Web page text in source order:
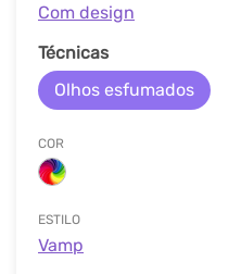
Com design
Técnicas
Olhos esfumados
COR
ESTILO
Vamp